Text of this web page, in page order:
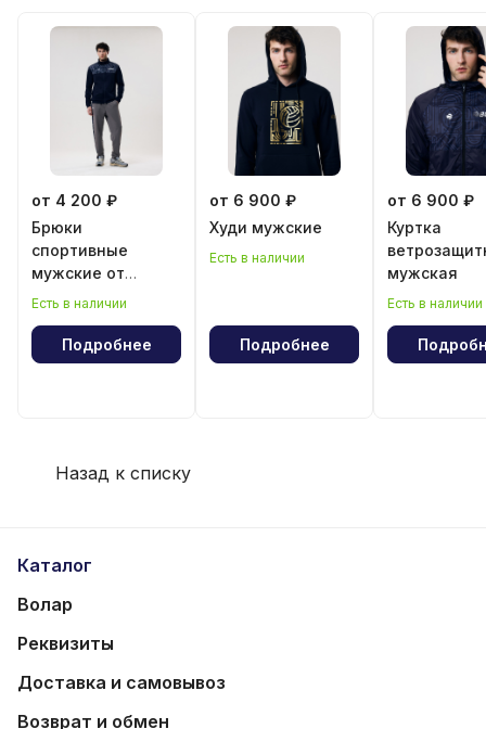
от 4 200 ₽
Брюки
спортивные
мужские от
парадного
Есть в наличии
Подробнее
от 6 900 ₽
Худи мужские
Есть в наличии
Подробнее
от 6 900 ₽
Куртка
мужская
Есть в наличии
Назад к списку
Каталог
Волар
Реквизиты
Доставка и самовывоз
Возврат и обмен